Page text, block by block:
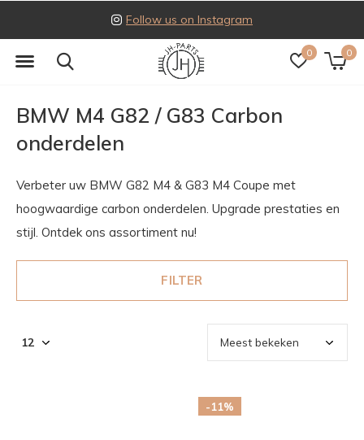
0 0
Follow us on Instagram
BMW M4 G82 / G83 Carbon
onderdelen
Verbeter uw BMW G82 M4 & G83 M4 Coupe met
hoogwaardige carbon onderdelen. Upgrade prestaties en
stijl. Ontdek ons assortiment nu!
FILTER
-11%